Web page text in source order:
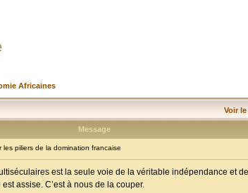
Africaines
Voir
Message
piliers de la domination francaise
est la seule voie de la véritable indépendance et
assise. C’est à nous de la couper.